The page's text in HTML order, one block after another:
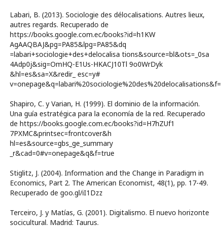
Labari, B. (2013). Sociologie des délocalisations. Autres lieux,
autres regards. Recuperado de
https://books.google.com.ec/books?id=h1KW
AgAAQBAJ&pg=PA85&lpg=PA85&dq
=labari+sociologie+des+delocalisa tions&source=bl&ots=_0sa
4Adp0j&sig=OmHQ-E1Us-HKACJ10Tl 9o0WrDyk
&hl=es&sa=X&redir_ esc=y#
Shapiro, C. y Varian, H. (1999). El dominio de la información.
Una guía estratégica para la economía de la red. Recuperado
de https://books.google.com.ec/books?id=H7hZUf1
7PXMC&printsec=frontcover&h
hl=es&source=gbs_ge_summary
_r&cad=0#v=onepage&q&f=true
Stiglitz, J. (2004). Information and the Change in Paradigm in
Economics, Part 2. The American Economist, 48(1), pp. 17-49.
Recuperado de goo.gl/iI1Dzz
Terceiro, J. y Matías, G. (2001). Digitalismo. El nuevo horizonte
socicultural. Madrid: Taurus.